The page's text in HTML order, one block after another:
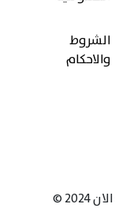
الشروط
والاحكام
©